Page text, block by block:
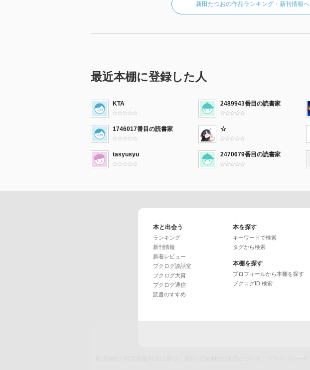
新田たつおの作品ランキング・新刊情報へ
最近本棚に登録した人
KTA 2489943番目の読書家
1746017番目の読書家 ☆
tasyusyu 2470679番目の読書家
本と出会う
ランキング
新刊情報
新着レビュー
ブクログ談話室
ブクログ大賞
ブクログ通信
読書のすすめ
本を探す
キーワードで検索
タグから検索
本棚を探す
プロフィールから本棚を探す
ブクログID 検索